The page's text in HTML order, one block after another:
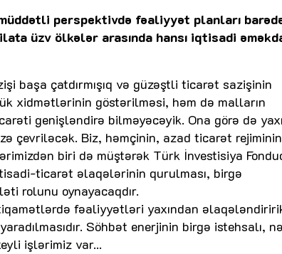
perspektivdə fəaliyyət planları
üzv ölkələr arasında hansı iqtisadi
başa çatdırmışıq və güzəştli ticarət sazişinin
xidmətlərinin göstərilməsi, həm də malların
genişləndirə bilməyəcəyik. Ona görə də
çevriləcək. Biz, həmçinin, azad ticarət rejiminin
biri də müştərək Türk İnvestisiya
ticarət əlaqələrinin qurulması, birgə
rolunu oynayacaqdır.
fəaliyyətləri yaxından
Söhbət enerjinin birgə istehsalı,
işlərimiz var...